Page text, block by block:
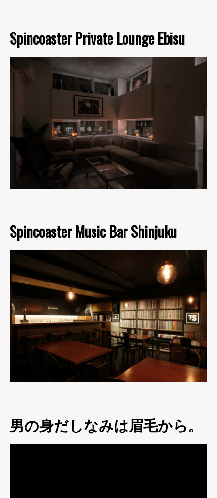
Spincoaster Private Lounge Ebisu
Spincoaster Music Bar Shinjuku
男の身だしなみは眉毛から。